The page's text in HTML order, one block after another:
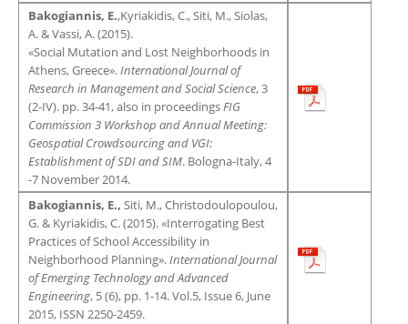
Bakogiannis, E.,Kyriakidis, C., Siti, M., Siolas,
A. & Vassi, A. (2015).
«Social Mutation and Lost Neighborhoods in
Athens, Greece».International Journal of
Research in Management and Social Science, 3
(2-IV). pp. 34-41, also in proceedingsFIG
Commission 3 Workshop and Annual Meeting:
Geospatial Crowdsourcing and VGI:
Establishment of SDI and SIM. Bologna-Italy, 4
-7 November 2014.
Bakogiannis, E., Siti, M., Christodoulopoulou,
G. & Kyriakidis, C. (2015). «Interrogating Best
Practices of School Accessibility in
Neighborhood Planning».International Journal
of Emerging Technology and Advanced
Engineering, 5 (6), pp. 1-14. Vol.5, Issue 6, June
2015, ISSN 2250-2459.